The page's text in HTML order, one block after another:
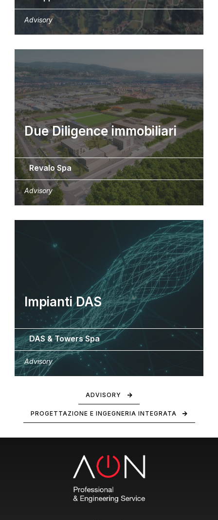
Advisory
Due Diligence immobiliari
Revalo Spa
Advisory
Impianti DAS
DAS & Towers Spa
Advisory
ADVISORY
PROGETTAZIONE E INGEGNERIA INTEGRATA